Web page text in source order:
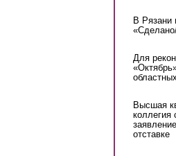
В Рязани
Для
Высшая
коллегия
отставке